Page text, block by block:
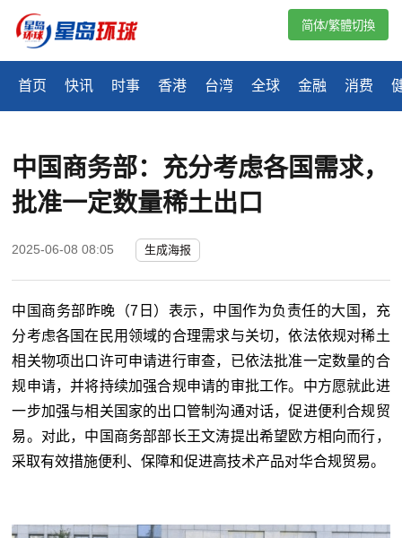
首页 快讯 时事 香港 台湾 全球 金融 消费
简体/繁體切換
中国商务部：充分考虑各国需求，
批准一定数量稀土出口
2025-06-08 08:05 生成海报
中国商务部昨晚（7日）表示，中国作为负责任的大国，充
分考虑各国在民用领域的合理需求与关切，依法依规对稀土
相关物项出口许可申请进行审查，已依法批准一定数量的合
规申请，并将持续加强合规申请的审批工作。中方愿就此进
一步加强与相关国家的出口管制沟通对话，促进便利合规贸
易。对此，中国商务部部长王文涛提出希望欧方相向而行，
采取有效措施便利、保障和促进高技术产品对华合规贸易。